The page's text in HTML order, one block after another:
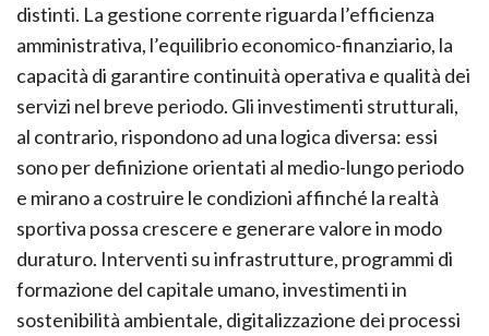
distinti. La gestione corrente riguarda l’efficienza
amministrativa, l’equilibrio economico-finanziario, la
capacità di garantire continuità operativa e qualità dei
servizi nel breve periodo. Gli investimenti strutturali,
al contrario, rispondono ad una logica diversa: essi
sono per definizione orientati al medio-lungo periodo
e mirano a costruire le condizioni affinché la realtà
sportiva possa crescere e generare valore in modo
duraturo. Interventi su infrastrutture, programmi di
formazione del capitale umano, investimenti in
sostenibilità ambientale, digitalizzazione dei processi